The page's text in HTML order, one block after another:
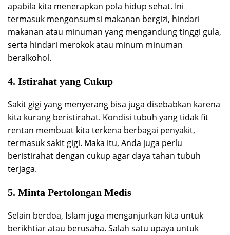
apabila kita menerapkan pola hidup sehat. Ini
termasuk mengonsumsi makanan bergizi, hindari
makanan atau minuman yang mengandung tinggi gula,
serta hindari merokok atau minum minuman
beralkohol.
4. Istirahat yang Cukup
Sakit gigi yang menyerang bisa juga disebabkan karena
kita kurang beristirahat. Kondisi tubuh yang tidak fit
rentan membuat kita terkena berbagai penyakit,
termasuk sakit gigi. Maka itu, Anda juga perlu
beristirahat dengan cukup agar daya tahan tubuh
terjaga.
5. Minta Pertolongan Medis
Selain berdoa, Islam juga menganjurkan kita untuk
berikhtiar atau berusaha. Salah satu upaya untuk